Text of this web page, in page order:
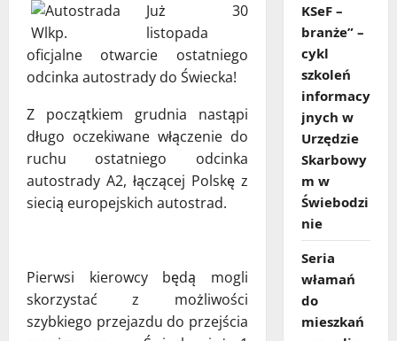
Już 30
listopada
oficjalne otwarcie ostatniego
odcinka autostrady do Świecka!
Z początkiem grudnia nastąpi
długo oczekiwane włączenie do
ruchu ostatniego odcinka
autostrady A2, łączącej Polskę z
siecią europejskich autostrad.
Pierwsi kierowcy będą mogli
skorzystać z możliwości
szybkiego przejazdu do przejścia
KSeF –
branże” –
cykl
szkoleń
informacy
jnych w
Urzędzie
Skarbowy
m w
Świebodzi
nie
Seria
włamań
do
mieszkań